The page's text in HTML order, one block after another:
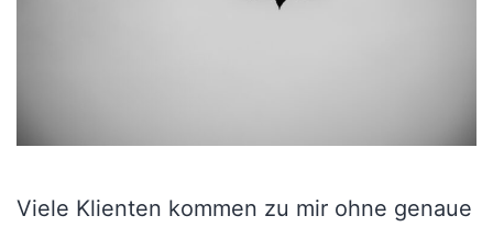
Viele Klienten kommen zu mir ohne genaue